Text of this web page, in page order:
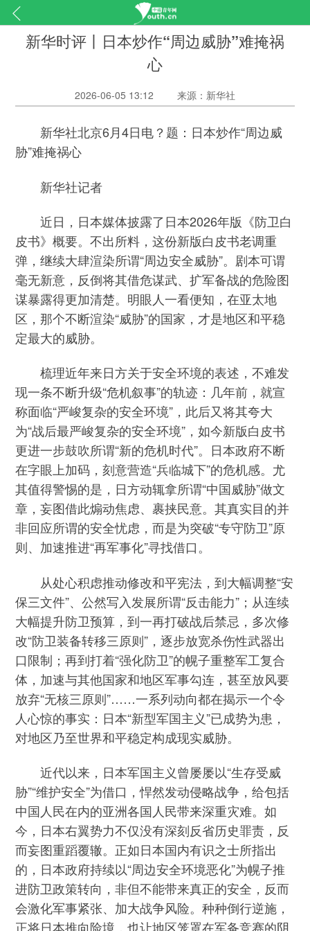
新华时评丨日本炒作“周边威胁”难掩祸
心
2026-06-05 13:12 来源：新华社
新华社北京6月4日电？题：日本炒作“周边威
胁”难掩祸心
新华社记者
近日，日本媒体披露了日本2026年版《防卫白
皮书》概要。不出所料，这份新版白皮书老调重
弹，继续大肆渲染所谓“周边安全威胁”。剧本可谓
毫无新意，反倒将其借危谋武、扩军备战的危险图
谋暴露得更加清楚。明眼人一看便知，在亚太地
区，那个不断渲染“威胁”的国家，才是地区和平稳
定最大的威胁。
梳理近年来日方关于安全环境的表述，不难发
现一条不断升级“危机叙事”的轨迹：几年前，就宣
称面临“严峻复杂的安全环境”，此后又将其夸大
为“战后最严峻复杂的安全环境”，如今新版白皮书
更进一步鼓吹所谓“新的危机时代”。日本政府不断
在字眼上加码，刻意营造“兵临城下”的危机感。尤
其值得警惕的是，日方动辄拿所谓“中国威胁”做文
章，妄图借此煽动焦虑、裹挟民意。其真实目的并
非回应所谓的安全忧虑，而是为突破“专守防卫”原
则、加速推进“再军事化”寻找借口。
从处心积虑推动修改和平宪法，到大幅调整“安
保三文件”、公然写入发展所谓“反击能力”；从连续
大幅提升防卫预算，到一再打破战后禁忌，多次修
改“防卫装备转移三原则”，逐步放宽杀伤性武器出
口限制；再到打着“强化防卫”的幌子重整军工复合
体，加速与其他国家和地区军事勾连，甚至放风要
放弃“无核三原则”……一系列动向都在揭示一个令
人心惊的事实：日本“新型军国主义”已成势为患，
对地区乃至世界和平稳定构成现实威胁。
近代以来，日本军国主义曾屡屡以“生存受威
胁”“维护安全”为借口，悍然发动侵略战争，给包括
中国人民在内的亚洲各国人民带来深重灾难。如
今，日本右翼势力不仅没有深刻反省历史罪责，反
而妄图重蹈覆辙。正如日本国内有识之士所指出
的，日本政府持续以“周边安全环境恶化”为幌子推
进防卫政策转向，非但不能带来真正的安全，反而
会激化军事紧张、加大战争风险。种种倒行逆施，
正将日本推向险境，也让地区笼罩在军备竞赛的阴